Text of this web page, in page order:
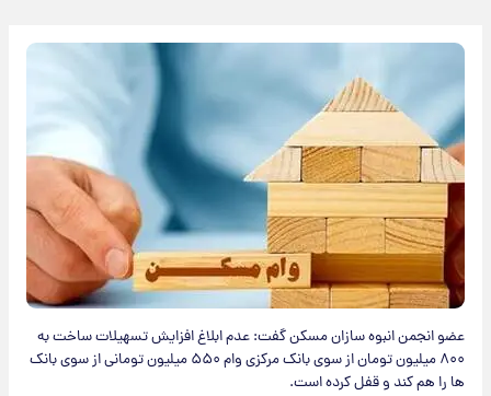
عضو انجمن انبوه سازان مسکن گفت: عدم ابلاغ افزایش تسهیلات ساخت به
۸۰۰ میلیون تومان از سوی بانک مرکزی وام ۵۵۰ میلیون تومانی از سوی بانک
ها را هم کند و قفل کرده است.